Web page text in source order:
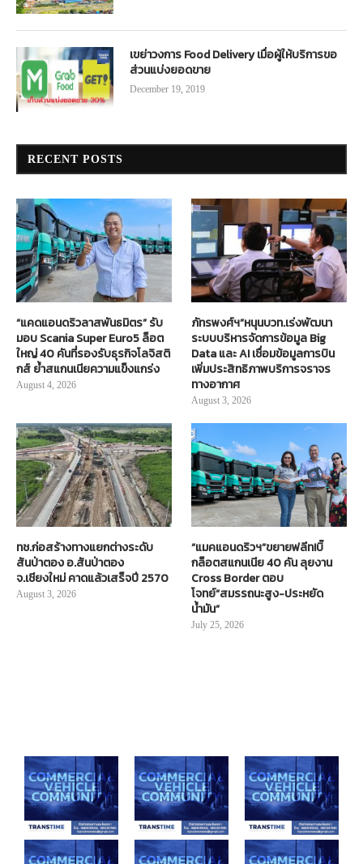
เขย่าวงการ Food Delivery เมื่อผู้ให้บริการขอ
ส่วนแบ่งยอดขาย
December 19, 2019
RECENT POSTS
“แคดแอนดริวลาสพันธมิตร” รับ
มอบ Scania Super Euro5 ล็อต
ใหญ่ 40 คันที่รองรับธุรกิจโลจิสติ
กส์ ย้ำสแกนเนียความแข็งแกร่ง
August 4, 2026
ภัทรพงศ์ฯ”หนุนบวท.เร่งพัฒนา
ระบบบริหารจัดการข้อมูล Big
Data และ AI เชื่อมข้อมูลการบิน
เพิ่มประสิทธิภาพบริการจราจร
ทางอากาศ
August 3, 2026
ทช.ก่อสร้างทางแยกต่างระดับ
สันป่าตอง อ.สันป่าตอง
จ.เชียงใหม่ คาดแล้วเสร็จปี 2570
August 3, 2026
“แมคแอนดริวฯ”ขยายฟลีท!บิ๊
กล็อตสแกนเนีย 40 คัน ลุยงาน
Cross Border ตอบ
โจทย์“สมรรถนะสูง-ประหยัด
น้ำมัน”
July 25, 2026